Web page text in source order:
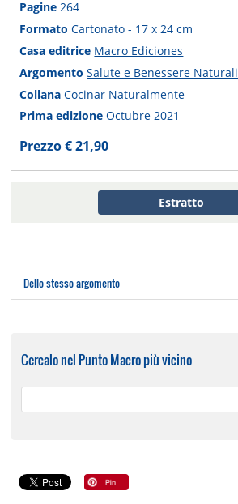
Pagine264
FormatoCartonato - 17 x 24 cm
Casa editrice Macro Ediciones
ArgomentoSalute e Benessere Naturali
CollanaCocinar Naturalmente
Prima edizioneOctubre 2021
Prezzo € 21,90
Estratto
Dello stesso argomento
Cercalo nel Punto Macro più vicino